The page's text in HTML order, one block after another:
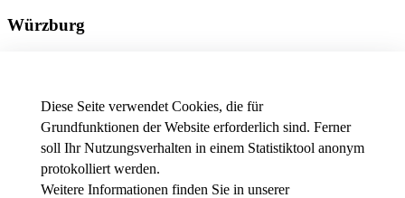
Diese Seite verwendet Cookies, die für
Grundfunktionen der Website erforderlich sind. Ferner
soll Ihr Nutzungsverhalten in einem Statistiktool anonym
protokolliert werden.
Weitere Informationen finden Sie in unserer
Würzburg
Telefon+49 931 3511-9602
dekanat.business[at]thws.de
Anfahrt| Wegbeschreibung